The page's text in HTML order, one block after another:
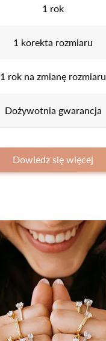
1 rok
1 korekta rozmiaru
1 rok na zmianę rozmiaru
Dożywotnia gwarancja
Dowiedz się więcej